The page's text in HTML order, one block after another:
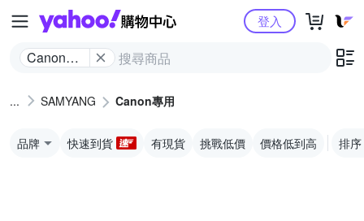
Yahoo購物中心
Canon專
登入
SAMYANG Canon專用
品牌 快速到貨 有現貨 挑戰低價 價格低到高 排序